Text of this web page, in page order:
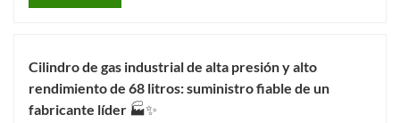
Cilindro de gas industrial de alta presión y alto
rendimiento de 68 litros: suministro fiable de un
fabricante líder 🏭✨